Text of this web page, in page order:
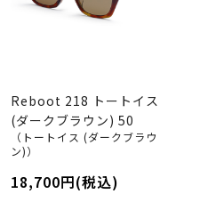
Reboot 218 トートイス
(ダークブラウン) 50
（トートイス (ダークブラウ
ン)）
18,700円(税込)